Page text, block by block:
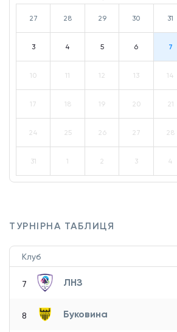
27 28 29 30 31
3 4 5 6 7
10 11 12 13 14
17 18 19 20 21
24 25 26 27 28
31 1 2 3 4
ТУРНІРНА ТАБЛИЦЯ
Клуб
7 ЛНЗ
8 Буковина